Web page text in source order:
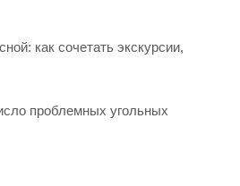
как сочетать экскурсии,
проблемных угольных